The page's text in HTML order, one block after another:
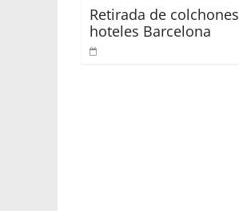
Retirada de colchones
hoteles Barcelona